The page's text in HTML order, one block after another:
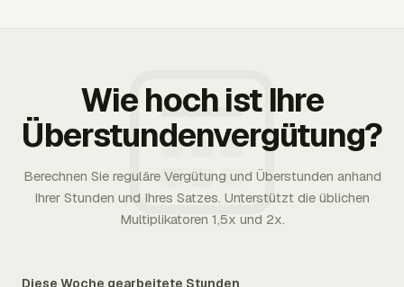
Wie hoch ist Ihre
Überstundenvergütung?
Berechnen Sie reguläre Vergütung und Überstunden anhand
Ihrer Stunden und Ihres Satzes. Unterstützt die üblichen
Multiplikatoren 1,5x und 2x.
Diese Woche gearbeitete Stunden